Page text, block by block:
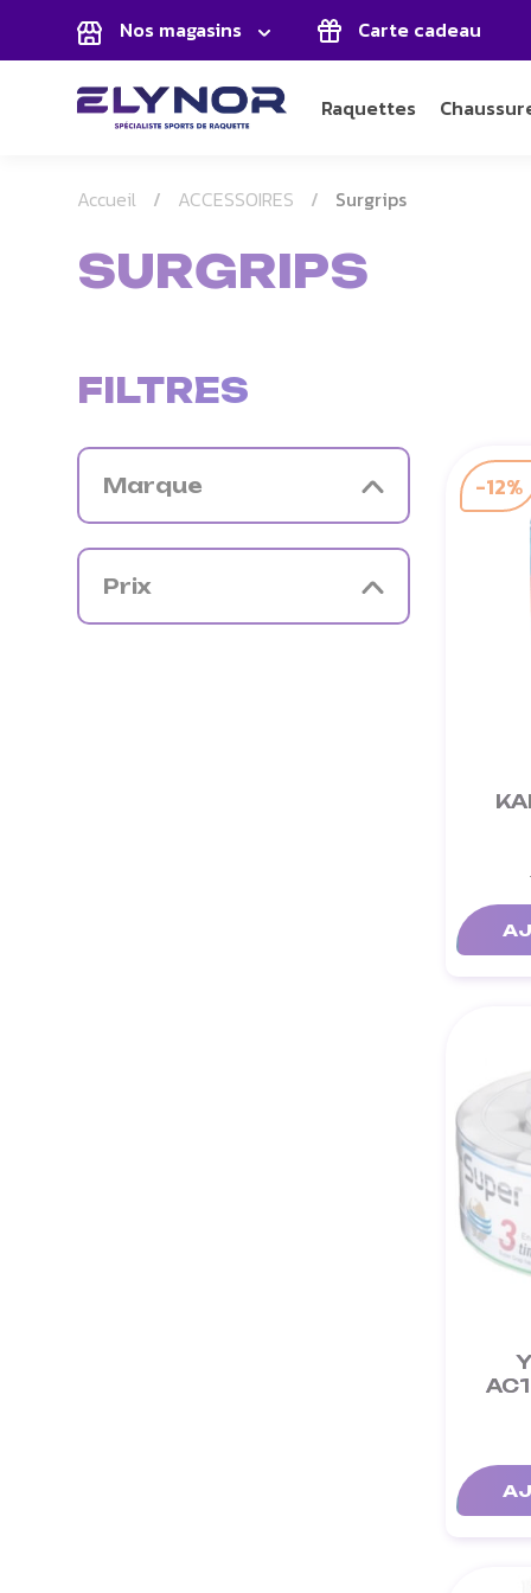
Panneau de gestion des cookies
Nos magasins Carte cadeau
Raquettes
Accueil ACCESSOIRES Surgrips
SURGRIPS
FILTRES
Marque
Prix
-12%